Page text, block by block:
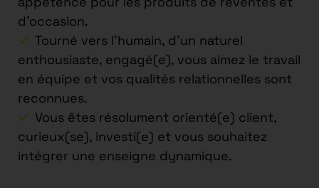
d’occasion.
Tourné vers l’humain, d’un naturel
enthousiaste, engagé(e), vous aimez le travail
en équipe et vos qualités relationnelles sont
reconnues.
Vous êtes résolument orienté(e) client,
curieux(se), investi(e) et vous souhaitez
intégrer une enseigne dynamique.